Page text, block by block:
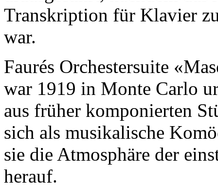
Transkription für Klavier
war.
Faurés Orchestersuite
war 1919 in Monte Carlo
aus früher komponierten
sich als musikalische
sie die Atmosphäre der
herauf.